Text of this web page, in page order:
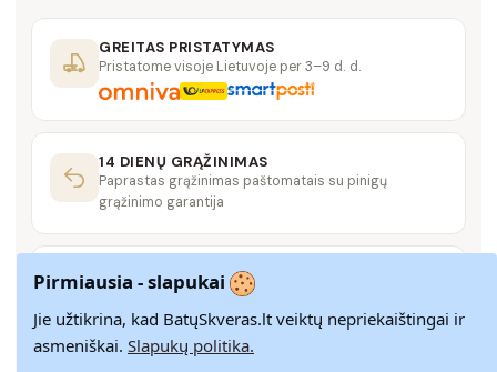
GREITAS PRISTATYMAS
Pristatome visoje Lietuvoje per 3–9 d. d.
14 DIENŲ GRĄŽINIMAS
Paprastas grąžinimas paštomatais su pinigų
grąžinimo garantija
SAUGUS MOKĖJIMAS
SSL šifravimas užtikrina aukščiausią jūsų duomenų
saugumo lygį
Pirmiausia - slapukai
Jie užtikrina, kad BatųSkveras.lt veiktų nepriekaištingai ir
asmeniškai. Slapukų politika.